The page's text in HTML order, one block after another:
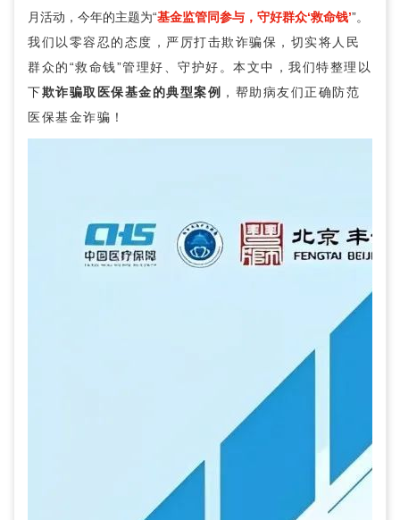
月活动，今年的主题为“基金监管同参与，守好群众‘救命钱’”。
我们以零容忍的态度，严厉打击欺诈骗保，切实将人民
群众的“救命钱”管理好、守护好。本文中，我们特整理以
下欺诈骗取医保基金的典型案例 ，帮助病友们正确防范
医保基金诈骗！